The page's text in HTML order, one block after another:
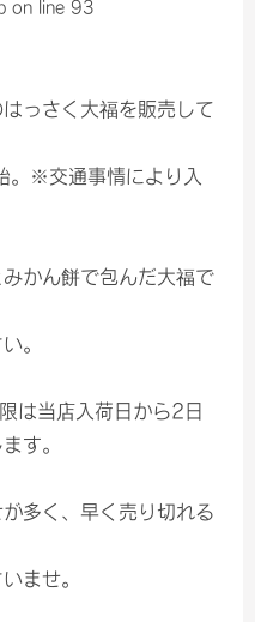
on line 93
っさく大福を販売して
。※交通事情により入
かん餅で包んだ大福で
。
は当店入荷日から2日
す。
多く、早く売り切れる
ませ。